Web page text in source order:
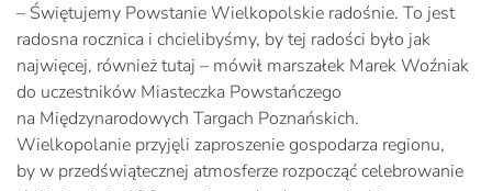
– Świętujemy Powstanie Wielkopolskie radośnie. To jest
radosna rocznica i chcielibyśmy, by tej radości było jak
najwięcej, również tutaj – mówił marszałek Marek Woźniak
do uczestników Miasteczka Powstańczego
na Międzynarodowych Targach Poznańskich.
Wielkopolanie przyjęli zaproszenie gospodarza regionu,
by w przedświątecznej atmosferze rozpocząć celebrowanie